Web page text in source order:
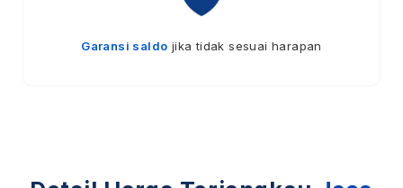
Garansi saldo jika tidak sesuai harapan